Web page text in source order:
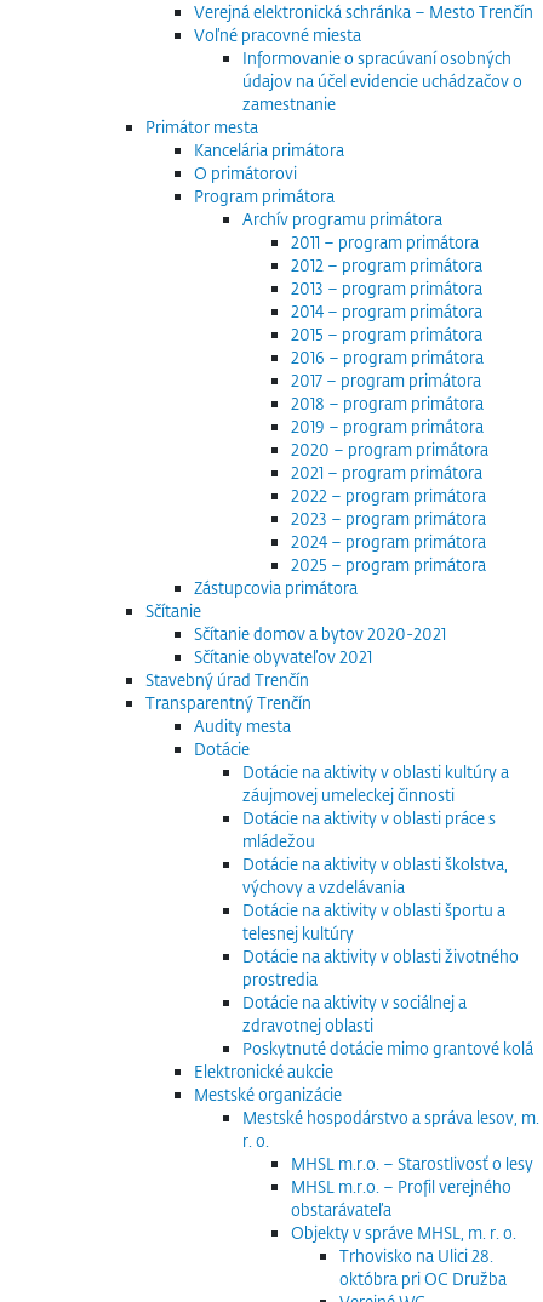
Verejná elektronická schránka – Mesto Trenčín
Voľné pracovné miesta
Informovanie o spracúvaní osobných
údajov na účel evidencie uchádzačov o
zamestnanie
Primátor mesta
Kancelária primátora
O primátorovi
Program primátora
Archív programu primátora
2011 – program primátora
2012 – program primátora
2013 – program primátora
2014 – program primátora
2015 – program primátora
2016 – program primátora
2017 – program primátora
2018 – program primátora
2019 – program primátora
2020 – program primátora
2021 – program primátora
2022 – program primátora
2023 – program primátora
2024 – program primátora
2025 – program primátora
Zástupcovia primátora
Sčítanie
Sčítanie domov a bytov 2020-2021
Sčítanie obyvateľov 2021
Stavebný úrad Trenčín
Transparentný Trenčín
Audity mesta
Dotácie
Dotácie na aktivity v oblasti kultúry a
záujmovej umeleckej činnosti
Dotácie na aktivity v oblasti práce s
mládežou
Dotácie na aktivity v oblasti školstva,
výchovy a vzdelávania
Dotácie na aktivity v oblasti športu a
telesnej kultúry
Dotácie na aktivity v oblasti životného
prostredia
Dotácie na aktivity v sociálnej a
zdravotnej oblasti
Poskytnuté dotácie mimo grantové kolá
Elektronické aukcie
Mestské organizácie
Mestské hospodárstvo a správa lesov, m.
r. o.
MHSL m.r.o. – Starostlivosť o lesy
MHSL m.r.o. – Profil verejného
obstarávateľa
Objekty v správe MHSL, m. r. o.
Trhovisko na Ulici 28.
októbra pri OC Družba